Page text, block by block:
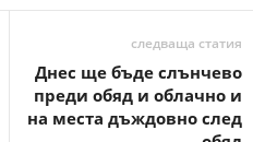
следваща статия
Днес ще бъде слънчево
преди обяд и облачно и
на места дъждовно след